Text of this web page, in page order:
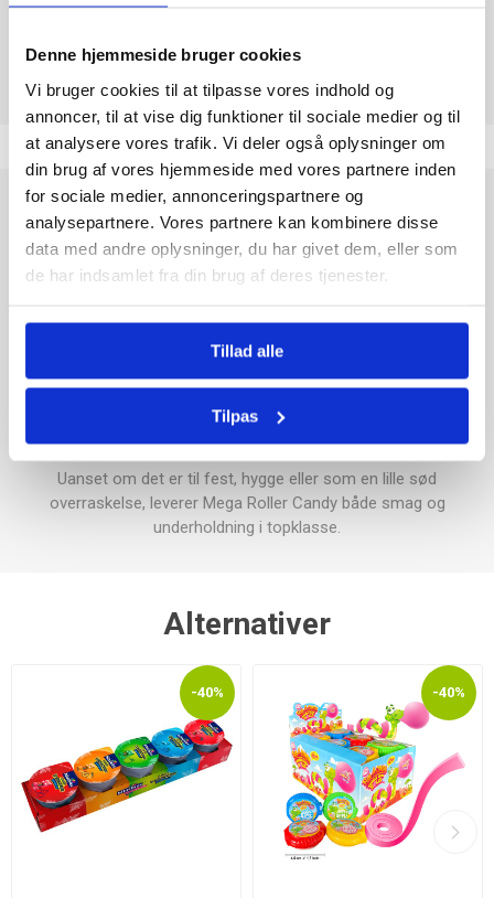
Denne hjemmeside bruger cookies
Vi bruger cookies til at tilpasse vores indhold og
annoncer, til at vise dig funktioner til sociale medier og til
at analysere vores trafik. Vi deler også oplysninger om
din brug af vores hjemmeside med vores partnere inden
for sociale medier, annonceringspartnere og
analysepartnere. Vores partnere kan kombinere disse
data med andre oplysninger, du har givet dem, eller som
de har indsamlet fra din brug af deres tjenester.
Tillad alle
Tilpas
Tolkode
Oplev den søde og underholdende verden af
Mega Roller
Candy
– en sliknyhed, der kombinerer smag, farver og leg på
én gang. Hver pakke indeholder tre ruller á 105 ml, fyldt med
lækker flydende slik, som nemt kan påføres direkte på tungen
Mega Roller Candy er perfekt til børn og barnlige sjæle, der
nemt at tage slikket med på farten, dele med venner eller nyde
alene. Med flere frugtige smagsvarianter i én pakke får du en
varieret og spændende slikoplevelse hver gang.
Uanset om det er til fest, hygge eller som en lille sød
overraskelse, leverer Mega Roller Candy både smag og
underholdning i topklasse.
Alternativer
-40% -40%